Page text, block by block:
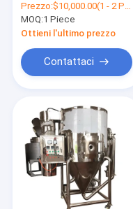
Glucose Powder
Centrifugal Spray
Drying Machine
Prezzo:$10,000.00(1 - 2 Pieces) $9,500.00(>=3 Pieces)
MOQ:1 Piece
Ottieni l'ultimo prezzo
Contattaci